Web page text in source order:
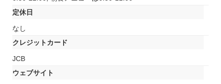
定休日
なし
クレジットカード
JCB
ウェブサイト